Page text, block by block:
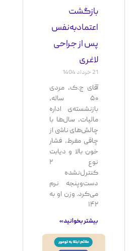
بازگشت
اعتمادبه‌نفس
پس از جراحی
لاغری
21 خرداد 1404
آقای ج.ک، مردی
۵۰ ساله،
بازنشسته‌ی اداره
مالیات، سال‌ها با
چالش‌های ناشی از
چاقی مفرط، فشار
خون بالا و دیابت
نوع ۲
کنترل‌نشده
دست‌وپنجه نرم
می‌کرد. وزن او به
۱۴۲
بیشتر بخوانید »